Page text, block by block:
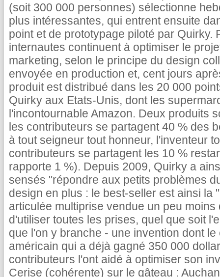
(soit 300 000 personnes) sélectionne
plus intéressantes, qui entrent ensuite
point et de prototypage piloté par Quirky.
internautes continuent à optimiser le
marketing, selon le principe du design
envoyée en production et, cent jours
produit est distribué dans les 20 000
Quirky aux Etats-Unis, dont les
l'incontournable Amazon. Deux produits
les contributeurs se partagent 40 % des
à tout seigneur tout honneur, l'inventeur
contributeurs se partagent les 10 %
rapporte 1 %). Depuis 2009, Quirky a
sensés "répondre aux petits problèmes
design en plus : le best-seller est ainsi la
articulée multiprise vendue un peu
d'utiliser toutes les prises, quel que soit
que l'on y branche - une invention dont
américain qui a déjà gagné 350 000
contributeurs l'ont aidé à optimiser son
Cerise (cohérente) sur le gâteau :